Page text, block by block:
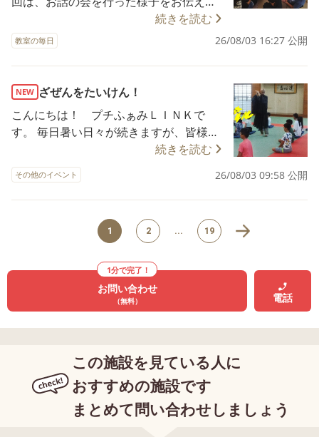
いでカレーが完成。 隠し味として、チョ
コレートやはちみつを入れることに。 と
ってもあまーいおいしいカレーを食べま
した。 お昼休憩の後は、デザート作り。
今回は、簡単わらび餅にチャレンジ。 こ
の写真は、その様子です。 人数の関係で
2回同じ調理をすることになったのです
が、1回目はスタッフのフォローの下、2
回目はお子さまたち自らやり始めていま
した。 必ず1人1回は何かしら作ることに
関わります。 やっていないお子さまに
は、スタッフが声をかけるなどをし、皆
でおいしいデザートも完成しました。 ク
ッキングを毎月続けているのには訳があ
作りあげる事。 クッキング以外にも話し
合いの大切さ、大人の力は最小限で進め
ていく力など様々です。 そして、協力す
く力。 コミュニケーションはいろんなと
ころから学べますね。 これからも活動を
通して、将来生きていく上で大切な事を
たくさん学んでいけたらと思います。 プ
んだりして作りました。 最後の豆腐を入
れる係のお子さまは、初めて豆腐を切る
ため試行錯誤をして入れていました。入
れ終わると「できた！」があふれてお
り、少し顔つきは自信に満ちているのが
印象的でした。 プチふぁみLINKでは、あ
たらしいお友達が来ることを楽しみにし
ています。 一緒にお味噌汁をつくってみ
ませんか？？ 見学・体験も随時お待ちし
ております。 それでは、また次回！
道具は使い方を間違えると危ないことを
きちんと教えてもらいました。 そして早
速、竹を縦に割るところから始めます。
をかりることなく、やり始めました。道
具はほぼ使ったことのない皆でしたが、
「やりたい！！」という気持ちがとても
強く、どんどん進めていくことに驚きま
をのこぎりを使い作ります。 のこぎりを
使うのは、心配だよ～というお子さまは
全員で作りあげました。 そして、流しそ
うめんの開始！ 緩い流れの部分は低学
年、急な流れの部分は高学年が立ち、に
ぎやかにたくさんのそうめんを食べまし
た。時々流れてくるキュウリやミニトマ
トも箸でつかもうとがんばっていまし
た。 そのあとは、お楽しみのスイカ割
い棒を振り下ろしていました。 美味しい
おやつも食べ、最後は全身ずぶ濡れにな
るほどのお水を使い、水てっぽうで遊び
ます。 外部講師としてフリーアナウンサ
ーの方にお越しいただき、言葉の大切
さ、表情を通して相手への伝わり方を学
ぶことを目的にしています。 こちらは、
絵本の読み聞かせをしていただいている
時の様子です。 絵本は2冊読んでいただ
きました。はじめの絵本は「これ、しっ
てる！」というお子さまもおり、不思議
な絵本のなかの呪文を一緒に練習しよ
う！と発音練習になりました。 そして、
むすっとした顔などでやってみたりもし
ました。 ２冊目の絵本は、国語の教科書
にも出てきた絵本でした。知っている本
という事もあり、より前のめりになって
聞いている様子がありました。 最後は、
自己紹介です。今回学んだことをどのお
子さまも発揮して、にこやかに名前をゆ
は、継続して続けていく予定です。 絵本
の世界に触れていく事、その中で言葉の
面白さ、大切さを知り、ふわっと言葉が
あふれることを願っています。 体験・見
続きを読む
教室の毎日 26/08/03 16:27 公開
NEW ざぜんをたいけん！
こんにちは！ プチふぁみＬＩＮＫで
す。 毎日暑い日々が続きますが、皆様体
調等崩されていませんか？ ＬＩＮＫのお
子さまたちは、様々な体験を通しながら
夏休みを過ごしています。 今回は、ざぜ
んたいけんのお話です。 児童クラブのお
友達と一緒に毎年座禅を体験していま
す。 実は、ＬＩＮＫの毎日の中には「3
す。 学年に関係なく静かにする時間とと
もに切り替えの大切さを伝えています。
きっかけは、こちらのイベントです。 静
ることでどんなに走り回っていたお子さ
まもそれまでお友達とケンカをしてしま
っていたお子さまも気持ちを切り替え、
メインのプログラムに参加できるように
なってきました。 この体験も約１０～１
続きを読む
その他のイベント 26/08/03 09:58 公開
1 2 ... 19
1分で完了！
お問い合わせ
（無料） 電話
この施設を見ている人に
おすすめの施設です
まとめて問い合わせしましょう